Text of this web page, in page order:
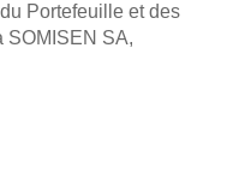
Portefeuille et des
SOMISEN SA,